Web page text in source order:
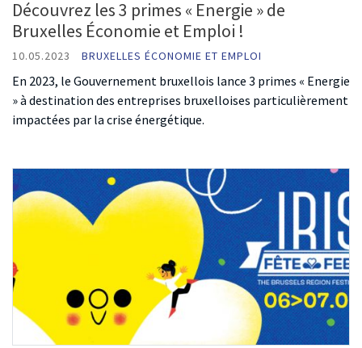
Découvrez les 3 primes « Energie » de
Bruxelles Économie et Emploi !
10.05.2023 BRUXELLES ÉCONOMIE ET EMPLOI
En 2023, le Gouvernement bruxellois lance 3 primes « Energie
» à destination des entreprises bruxelloises particulièrement
impactées par la crise énergétique.